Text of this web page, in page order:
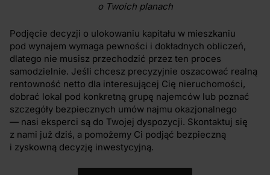
o Twoich planach
Podjęcie decyzji o ulokowaniu kapitału w mieszkaniu
pod wynajem wymaga pewności i dokładnych obliczeń,
dlatego nie musisz przechodzić przez ten proces
samodzielnie. Jeśli chcesz precyzyjnie oszacować realną
rentowność netto dla interesującej Cię nieruchomości,
dobrać lokal pod konkretną grupę najemców lub poznać
szczegóły bezpiecznych umów najmu okazjonalnego
— nasi eksperci są do Twojej dyspozycji. Skontaktuj się
z nami już dziś, a pomożemy Ci podjąć bezpieczną
i zyskowną decyzję inwestycyjną.